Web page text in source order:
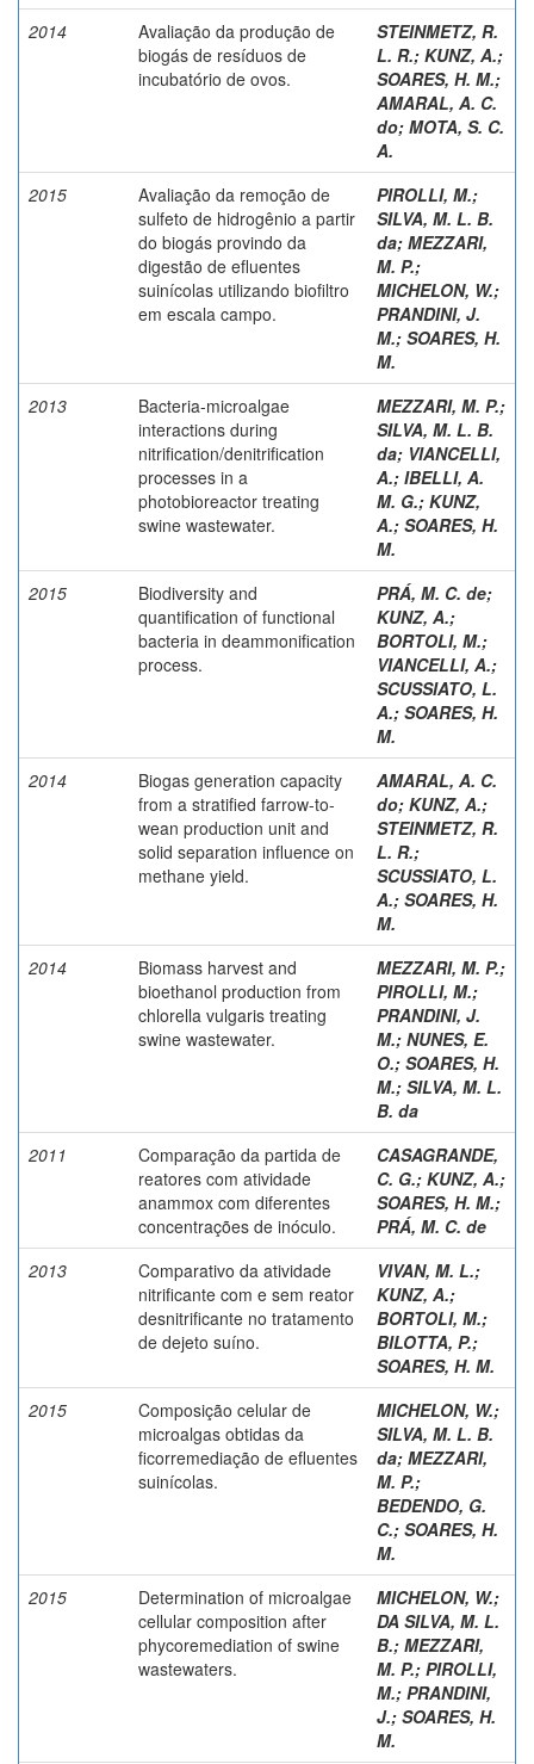
2014
Avaliação da produção de
biogás de resíduos de
incubatório de ovos.
STEINMETZ, R.
L. R.; KUNZ, A.;
SOARES, H. M.;
AMARAL, A. C.
do; MOTA, S. C.
A.
2015
Avaliação da remoção de
sulfeto de hidrogênio a partir
do biogás provindo da
digestão de efluentes
suinícolas utilizando biofiltro
em escala campo.
PIROLLI, M.;
SILVA, M. L. B.
da; MEZZARI,
M. P.;
MICHELON, W.;
PRANDINI, J.
M.; SOARES, H.
M.
2013
Bacteria-microalgae
interactions during
nitrification/denitrification
processes in a
photobioreactor treating
swine wastewater.
MEZZARI, M. P.;
SILVA, M. L. B.
da; VIANCELLI,
A.; IBELLI, A.
M. G.; KUNZ,
A.; SOARES, H.
M.
2015
Biodiversity and
quantification of functional
bacteria in deammonification
process.
PRÁ, M. C. de;
KUNZ, A.;
BORTOLI, M.;
VIANCELLI, A.;
SCUSSIATO, L.
A.; SOARES, H.
M.
2014
Biogas generation capacity
from a stratified farrow-to-
wean production unit and
solid separation influence on
methane yield.
AMARAL, A. C.
do; KUNZ, A.;
STEINMETZ, R.
L. R.;
SCUSSIATO, L.
A.; SOARES, H.
M.
2014
Biomass harvest and
bioethanol production from
chlorella vulgaris treating
swine wastewater.
MEZZARI, M. P.;
PIROLLI, M.;
PRANDINI, J.
M.; NUNES, E.
O.; SOARES, H.
M.; SILVA, M. L.
B. da
2011
Comparação da partida de
reatores com atividade
anammox com diferentes
concentrações de inóculo.
CASAGRANDE,
C. G.; KUNZ, A.;
SOARES, H. M.;
PRÁ, M. C. de
2013
Comparativo da atividade
nitrificante com e sem reator
desnitrificante no tratamento
de dejeto suíno.
VIVAN, M. L.;
KUNZ, A.;
BORTOLI, M.;
BILOTTA, P.;
SOARES, H. M.
2015
Composição celular de
microalgas obtidas da
ficorremediação de efluentes
suinícolas.
MICHELON, W.;
SILVA, M. L. B.
da; MEZZARI,
M. P.;
BEDENDO, G.
C.; SOARES, H.
M.
2015
Determination of microalgae
cellular composition after
phycoremediation of swine
wastewaters.
MICHELON, W.;
DA SILVA, M. L.
B.; MEZZARI,
M. P.; PIROLLI,
M.; PRANDINI,
J.; SOARES, H.
M.